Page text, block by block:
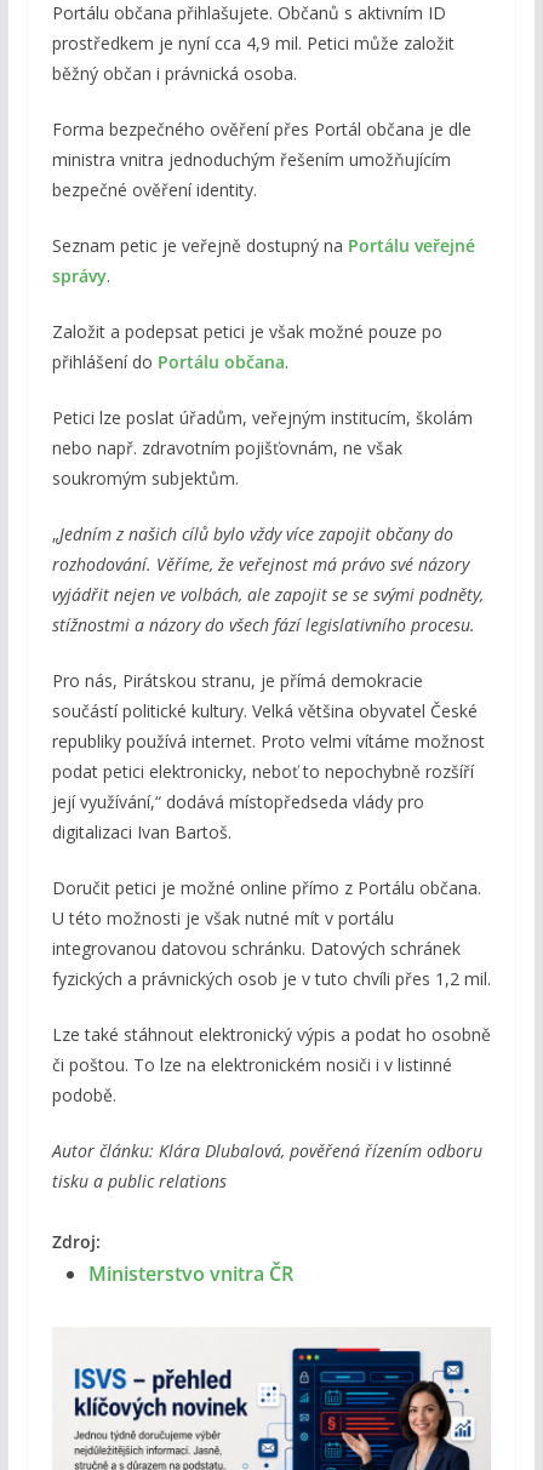
Portálu občana přihlašujete. Občanů s aktivním ID
prostředkem je nyní cca 4,9 mil. Petici může založit
běžný občan i právnická osoba.
Forma bezpečného ověření přes Portál občana je dle
ministra vnitra jednoduchým řešením umožňujícím
bezpečné ověření identity.
Seznam petic je veřejně dostupný na Portálu veřejné
správy.
Založit a podepsat petici je však možné pouze po
přihlášení do Portálu občana.
Petici lze poslat úřadům, veřejným institucím, školám
nebo např. zdravotním pojišťovnám, ne však
soukromým subjektům.
„Jedním z našich cílů bylo vždy více zapojit občany do
rozhodování. Věříme, že veřejnost má právo své názory
vyjádřit nejen ve volbách, ale zapojit se se svými podněty,
stížnostmi a názory do všech fází legislativního procesu.
Pro nás, Pirátskou stranu, je přímá demokracie
součástí politické kultury. Velká většina obyvatel České
republiky používá internet. Proto velmi vítáme možnost
podat petici elektronicky, neboť to nepochybně rozšíří
její využívání,“ dodává místopředseda vlády pro
digitalizaci Ivan Bartoš.
Doručit petici je možné online přímo z Portálu občana.
U této možnosti je však nutné mít v portálu
integrovanou datovou schránku. Datových schránek
fyzických a právnických osob je v tuto chvíli přes 1,2 mil.
Lze také stáhnout elektronický výpis a podat ho osobně
či poštou. To lze na elektronickém nosiči i v listinné
podobě.
Autor článku: Klára Dlubalová, pověřená řízením odboru
tisku a public relations
Zdroj:
Ministerstvo vnitra ČR